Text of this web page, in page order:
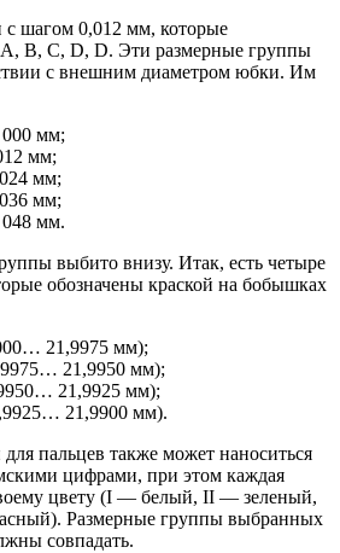
с шагом 0,012 мм, которые
A, B, C, D, D. Эти размерные группы
с внешним диаметром юбки. Им
мм;
мм;
мм;
мм;
мм.
выбито внизу. Итак, есть четыре
обозначены краской на бобышках
21,9975 мм);
21,9950 мм);
21,9925 мм);
21,9900 мм).
пальцев также может наноситься
цифрами, при этом каждая
цвету (I — белый, II — зеленый,
Размерные группы выбранных
совпадать.